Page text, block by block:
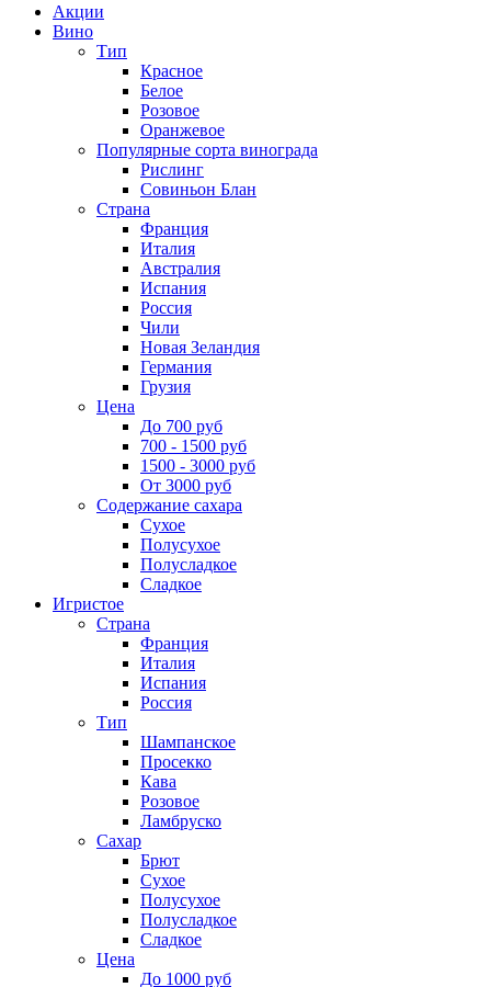
Акции
Вино
Тип
Красное
Белое
Розовое
Оранжевое
Популярные сорта винограда
Рислинг
Совиньон Блан
Страна
Франция
Италия
Австралия
Испания
Россия
Чили
Новая Зеландия
Германия
Грузия
Цена
До 700 руб
700 - 1500 руб
1500 - 3000 руб
От 3000 руб
Содержание сахара
Сухое
Полусухое
Полусладкое
Сладкое
Игристое
Страна
Франция
Италия
Испания
Россия
Тип
Шампанское
Просекко
Кава
Розовое
Ламбруско
Сахар
Брют
Сухое
Полусухое
Полусладкое
Сладкое
Цена
До 1000 руб